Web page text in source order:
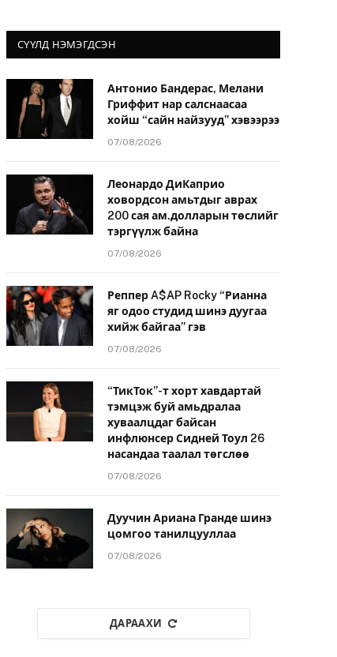
СҮҮЛД НЭМЭГДСЭН
Антонио Бандерас, Мелани
Гриффит нар салснаасаа
хойш “сайн найзууд” хэвээрээ
07/08/2026
Леонардо ДиКаприо
ховордсон амьтдыг аврах
200 сая ам.долларын төслийг
тэргүүлж байна
07/08/2026
Реппер A$AP Rocky “Рианна
яг одоо студид шинэ дуугаа
хийж байгаа” гэв
07/08/2026
“ТикТок”-т хорт хавдартай
тэмцэж буй амьдралаа
хуваалцдаг байсан
инфлюнсер Сидней Тоул 26
насандаа таалал төгслөө
07/08/2026
Дуучин Ариана Гранде шинэ
цомгоо танилцууллаа
07/08/2026
ДАРААХИ